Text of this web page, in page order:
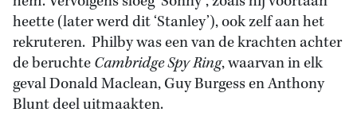
heette (later werd dit ‘Stanley’), ook zelf aan het
rekruteren. Philby was een van de krachten achter
de beruchteCambridge Spy Ring, waarvan in elk
geval Donald Maclean, Guy Burgess en Anthony
Blunt deel uitmaakten.